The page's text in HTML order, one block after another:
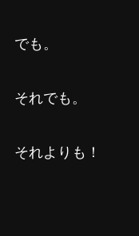
でも。
それでも。
それよりも！